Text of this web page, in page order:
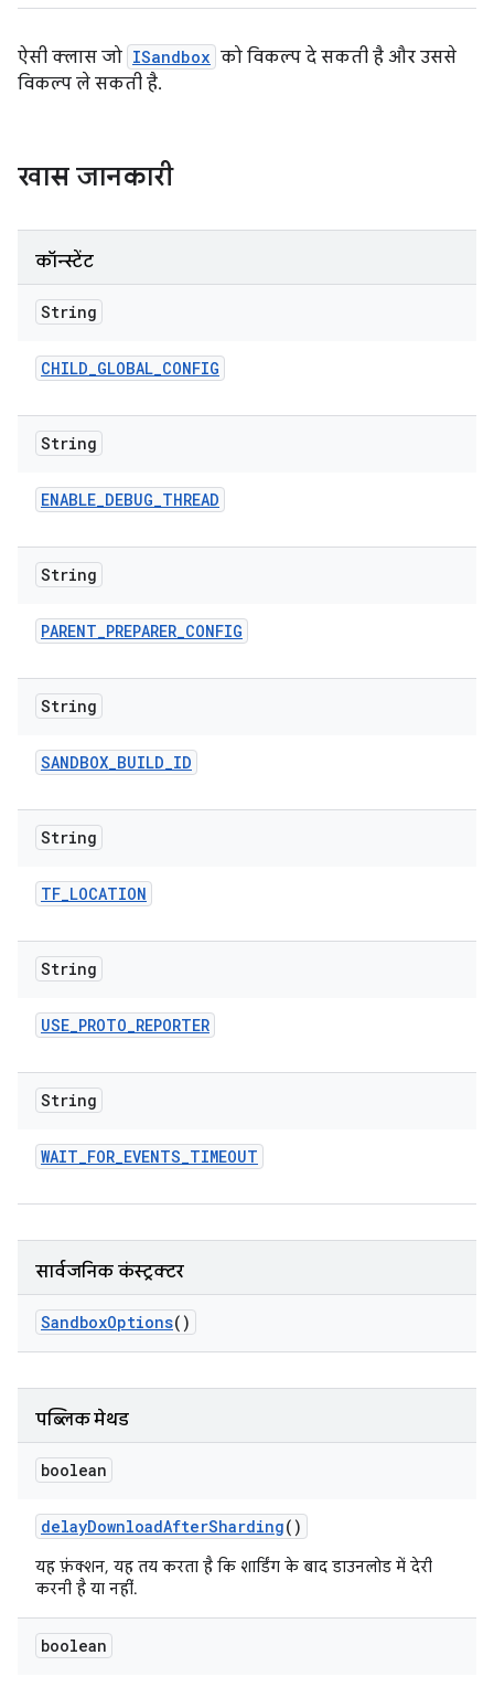
ऐसी क्लास जो ISandbox को विकल्प दे सकती है और उससे
विकल्प ले सकती है.
खास जानकारी
कॉन्स्टेंट
String
CHILD_GLOBAL_CONFIG
String
ENABLE_DEBUG_THREAD
String
PARENT_PREPARER_CONFIG
String
SANDBOX_BUILD_ID
String
TF_LOCATION
String
USE_PROTO_REPORTER
String
WAIT_FOR_EVENTS_TIMEOUT
सार्वजनिक कंस्ट्रक्टर
SandboxOptions()
पब्लिक मेथड
boolean
delayDownloadAfterSharding()
यह फ़ंक्शन, यह तय करता है कि शार्डिंग के बाद डाउनलोड में देरी
करनी है या नहीं.
boolean